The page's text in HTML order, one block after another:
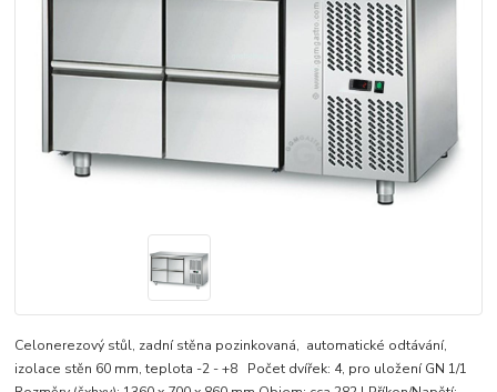
Celonerezový stůl, zadní stěna pozinkovaná, automatické odtávání,
izolace stěn 60 mm, teplota -2 - +8 Počet dvířek: 4, pro uložení GN 1/1